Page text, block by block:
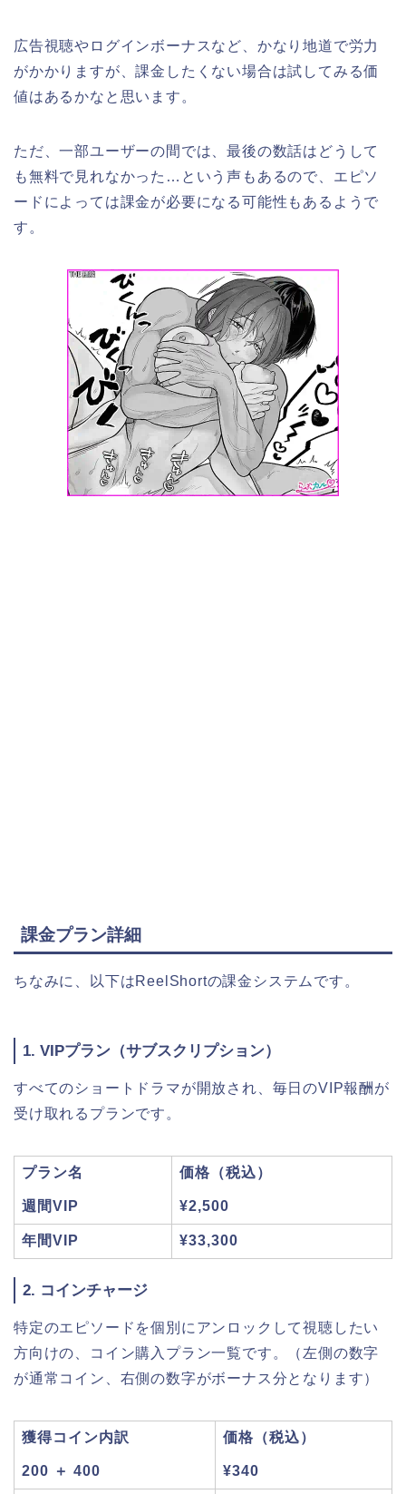
広告視聴やログインボーナスなど、かなり地道で労力
がかかりますが、課金したくない場合は試してみる価
値はあるかなと思います。
ただ、一部ユーザーの間では、最後の数話はどうして
も無料で見れなかった…という声もあるので、エピソ
ードによっては課金が必要になる可能性もあるようで
す。
課金プラン詳細
ちなみに、以下はReelShortの課金システムです。
1. VIPプラン（サブスクリプション）
すべてのショートドラマが開放され、毎日のVIP報酬が
受け取れるプランです。
プラン名 価格（税込）
週間VIP ¥2,500
年間VIP ¥33,300
2. コインチャージ
特定のエピソードを個別にアンロックして視聴したい
方向けの、コイン購入プラン一覧です。（左側の数字
が通常コイン、右側の数字がボーナス分となります）
獲得コイン内訳 価格（税込）
200 ＋ 400 ¥340